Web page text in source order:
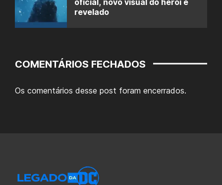
revelado
COMENTÁRIOS FECHADOS
Os comentários desse post foram encerrados.